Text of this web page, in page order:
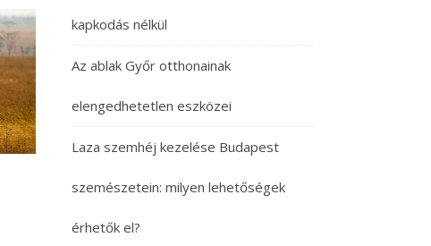
kapkodás nélkül
Az ablak Győr otthonainak
elengedhetetlen eszközei
Laza szemhéj kezelése Budapest
szemészetein: milyen lehetőségek
érhetők el?